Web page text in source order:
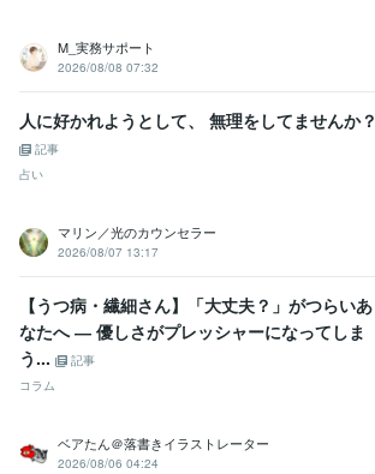
M_実務サポート
2026/08/08 07:32
人に好かれようとして、 無理をしてませんか？
記事
占い
マリン／光のカウンセラー
2026/08/07 13:17
【うつ病・繊細さん】「大丈夫？」がつらいあ
なたへ ― 優しさがプレッシャーになってしま
う...
記事
コラム
ベアたん＠落書きイラストレーター
2026/08/06 04:24